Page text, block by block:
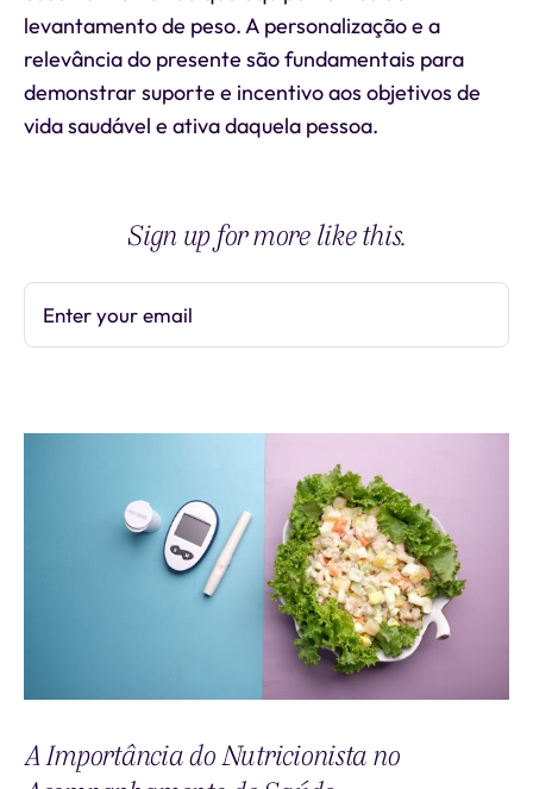
levantamento de peso. A personalização e a
relevância do presente são fundamentais para
demonstrar suporte e incentivo aos objetivos de
vida saudável e ativa daquela pessoa.
Sign up for more like this.
Enter your email
A Importância do Nutricionista no